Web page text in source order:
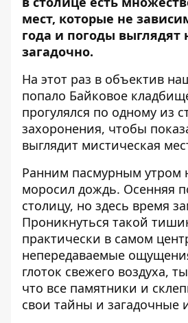
мест, которые не
года и погоды
загадочно.
На этот раз в объектив
попало Байковое
прогулялся по одному из
захоронения, чтобы
выглядит мистическая
Ранним пасмурным утром
моросил дождь. Осенняя
столицу, но здесь время
Проникнуться такой
практически в самом
непередаваемые
глоток свежего воздуха,
что все памятники и
свои тайны и загадочные